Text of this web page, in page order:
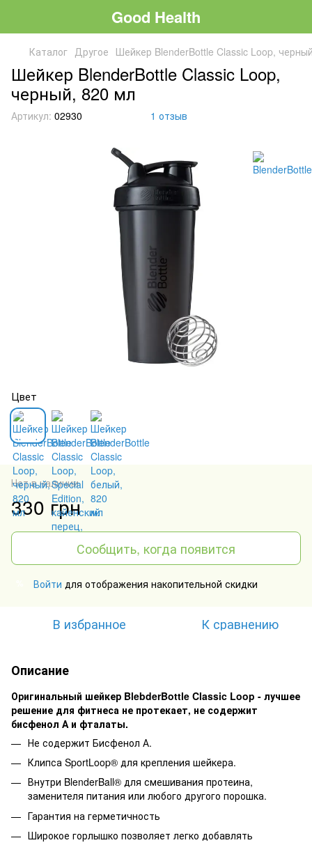
Good Health
Каталог Другое Шейкер BlenderBottle Classic Loop,
Шейкер BlenderBottle Classic Loop,
черный, 820 мл
Артикул: 02930 1 отзыв
Цвет
Нет в наличии
330 грн
Сообщить, когда появится
Войти для отображения накопительной скидки
В избранное К сравнению
Описание
Оригинальный шейкер BlebderBottle Classic Loop - лучшее
решение для фитнеса не протекает, не содержит
бисфенол А и фталаты.
Не содержит Бисфенол А.
Клипса SportLoop® для крепления шейкера.
Внутри BlenderBall® для смешивания протеина,
заменителя питания или любого другого порошка.
Гарантия на герметичность
Широкое горлышко позволяет легко добавлять